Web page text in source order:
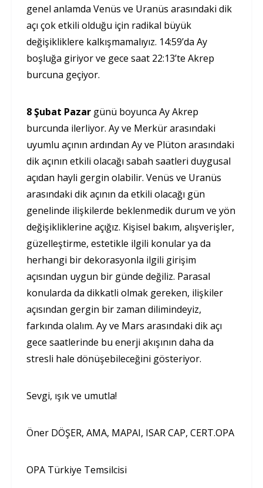
genel anlamda Venüs ve Uranüs arasındaki dik
açı çok etkili olduğu için radikal büyük
değişikliklere kalkışmamalıyız. 14:59’da Ay
boşluğa giriyor ve gece saat 22:13’te Akrep
burcuna geçiyor.
8 Şubat Pazar günü boyunca Ay Akrep
burcunda ilerliyor. Ay ve Merkür arasındaki
uyumlu açının ardından Ay ve Plüton arasındaki
dik açının etkili olacağı sabah saatleri duygusal
açıdan hayli gergin olabilir. Venüs ve Uranüs
arasındaki dik açının da etkili olacağı gün
genelinde ilişkilerde beklenmedik durum ve yön
değişikliklerine açığız. Kişisel bakım, alışverişler,
güzelleştirme, estetikle ilgili konular ya da
herhangi bir dekorasyonla ilgili girişim
açısından uygun bir günde değiliz. Parasal
konularda da dikkatli olmak gereken, ilişkiler
açısından gergin bir zaman dilimindeyiz,
farkında olalım. Ay ve Mars arasındaki dik açı
gece saatlerinde bu enerji akışının daha da
stresli hale dönüşebileceğini gösteriyor.
Sevgi, ışık ve umutla!
Öner DÖŞER, AMA, MAPAI, ISAR CAP, CERT.OPA
OPA Türkiye Temsilcisi